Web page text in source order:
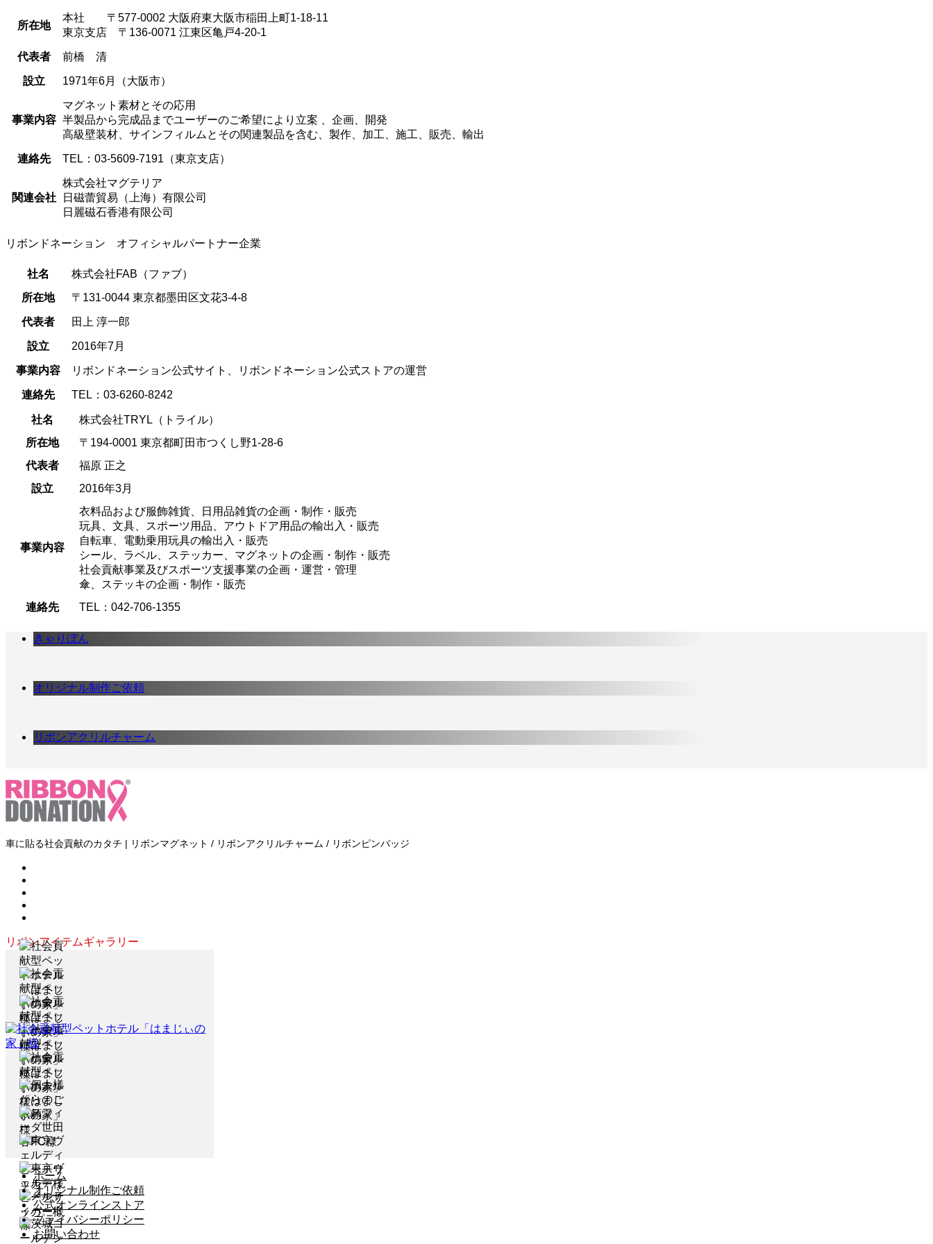
所在地
本社 〒577-0002 大阪府東大阪市稲田上町1-18-11
東京支店 〒136-0071 江東区亀戸4-20-1
代表者 前橋 清
設立 1971年6月（大阪市）
事業内容
マグネット素材とその応用
半製品から完成品までユーザーのご希望により立案 、企画、開発
高級壁装材、サインフィルムとその関連製品を含む、製作、加工、施工、販売、輸出
連絡先 TEL：03-5609-7191（東京支店）
関連会社
株式会社マグテリア
日磁蕾貿易（上海）有限公司
日麗磁石香港有限公司
リボンドネーション オフィシャルパートナー企業
社名
株式会社FAB（ファブ）
所在地
〒131-0044 東京都墨田区文花3-4-8
代表者 田上 淳一郎
設立 2016年7月
事業内容 リボンドネーション公式サイト、リボンドネーション公式ストアの運営
連絡先 TEL：03-6260-8242
社名
株式会社TRYL（トライル）
所在地
〒194-0001 東京都町田市つくし野1-28-6
代表者
福原 正之
設立
2016年3月
事業内容
衣料品および服飾雑貨、日用品雑貨の企画・制作・販売
玩具、文具、スポーツ用品、アウトドア用品の輸出入・販売
自転車、電動乗用玩具の輸出入・販売
シール、ラベル、ステッカー、マグネットの企画・制作・販売
社会貢献事業及びスポーツ支援事業の企画・運営・管理
傘、ステッキの企画・制作・販売
連絡先
TEL：042-706-1355
きゃりぼん
オリジナル制作ご依頼
リボンアクリルチャーム
車に貼る社会貢献のカタチ | リボンマグネット / リボンアクリルチャーム / リボンピンバッジ
リボンアイテムギャラリー
ホーム
オリジナル制作ご依頼
公式オンラインストア
プライバシーポリシー
お問い合わせ